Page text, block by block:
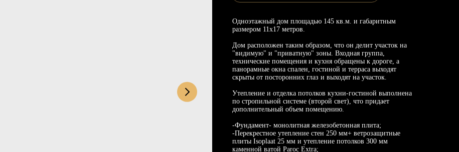
Одноэтажный дом площадью 145 кв.м. и габаритным
размером 11х17 метров.
Дом расположен таким образом, что он делит участок на
"видимую" и "приватную" зоны. Входная группа,
технические помещения и кухня обращены к дороге, а
панорамные окна спален, гостиной и терраса выходят
скрыты от посторонних глаз и выходят на участок.
Утепление и отделка потолков кухни-гостиной выполнена
по стропильной системе (второй свет), что придает
дополнительный объем помещению.
-Фундамент- монолитная железобетонная плита;
-Перекрестное утепление стен 250 мм+ ветрозащитные
плиты Isoplaat 25 мм и утепление потолков 300 мм
каменной ватой Paroc Extra;